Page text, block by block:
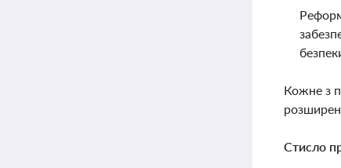
Кожне з
Стисло